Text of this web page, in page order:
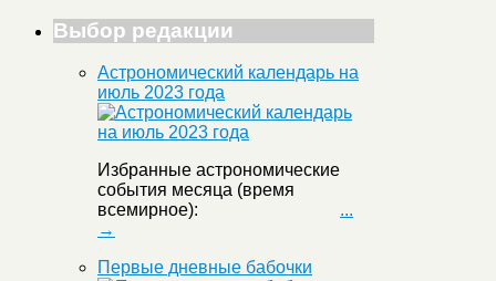
Выбор редакции
Астрономический календарь на
июль 2023 года
Избранные астрономические
события месяца (время
всемирное): ...
→
Первые дневные бабочки